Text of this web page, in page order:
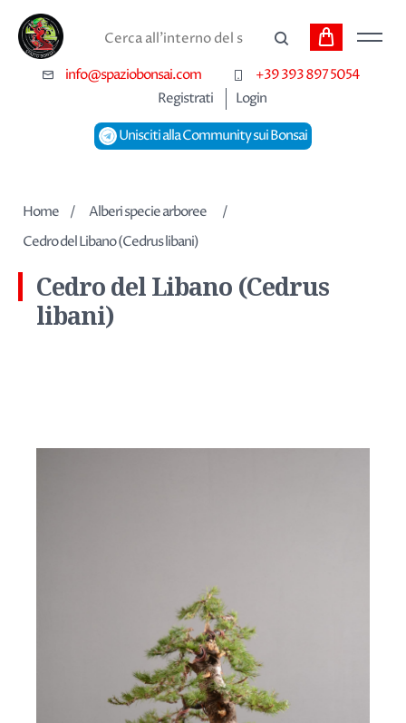
Cerca
info@spaziobonsai.com
+39 393 897 5054
Registrati
Login
Unisciti alla Community sui Bonsai
Carrello
Home / Alberi specie arboree
/
Cedro del Libano (Cedrus libani)
Cedro del Libano (Cedrus
libani)